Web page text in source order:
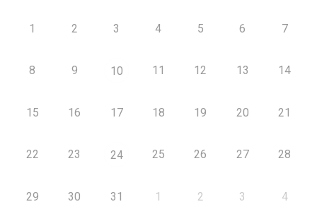
1 2 3 4 5 6 7
8 9 10 11 12 13 14
15 16 17 18 19 20 21
22 23 24 25 26 27 28
29 30 31 1 2 3 4